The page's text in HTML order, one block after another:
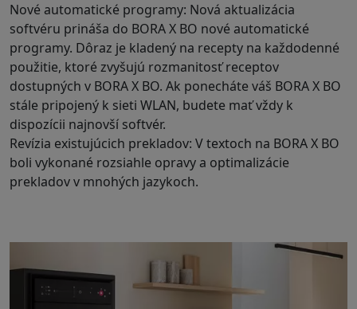
Nové automatické programy: Nová aktualizácia
softvéru prináša do BORA X BO nové automatické
programy. Dôraz je kladený na recepty na každodenné
použitie, ktoré zvyšujú rozmanitosť receptov
dostupných v BORA X BO. Ak ponecháte váš BORA X BO
stále pripojený k sieti WLAN, budete mať vždy k
dispozícii najnovší softvér.
Revízia existujúcich prekladov: V textoch na BORA X BO
boli vykonané rozsiahle opravy a optimalizácie
prekladov v mnohých jazykoch.